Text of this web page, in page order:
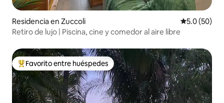
Residencia en Zuccoli Calificación
5.0 (50)
Retiro de lujo | Piscina, cine y comedor al aire libre
De los mejores en Favorito entre huéspedes
Favorito entre huéspedes